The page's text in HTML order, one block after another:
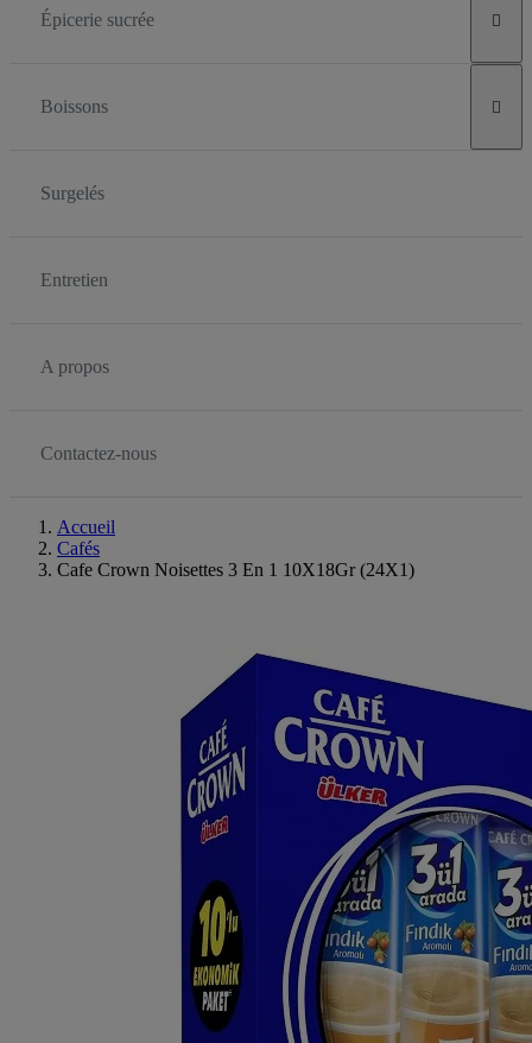
Épicerie sucrée 
Boissons 
Surgelés
Entretien
A propos
Contactez-nous
Accueil
Cafés
Cafe Crown Noisettes 3 En 1 10X18Gr (24X1)